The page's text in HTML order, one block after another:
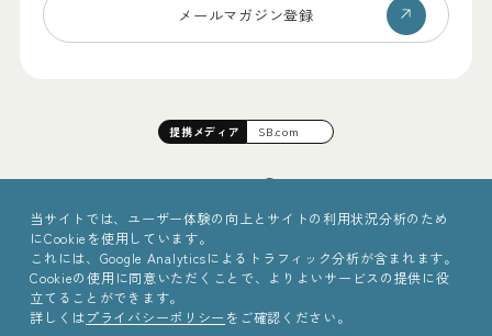
メールマガジン登録
©2025 Sinc Inc.
提携メディア SB.com
当サイトでは、ユーザー体験の向上とサイトの利用状況分析のため
にCookieを使用しています。
これには、Google Analyticsによるトラフィック分析が含まれます。
Cookieの使用に同意いただくことで、よりよいサービスの提供に役
立てることができます。
詳しくはプライバシーポリシー をご確認ください。